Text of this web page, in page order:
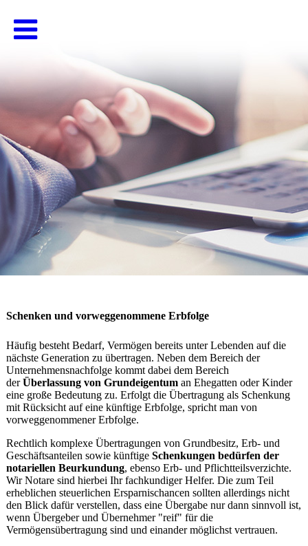
Schenken und vorweggenommene Erbfolge
Häufig besteht Bedarf, Vermögen bereits unter Lebenden auf die
nächste Generation zu übertragen. Neben dem Bereich der
Unternehmensnachfolge kommt dabei dem Bereich
derÜberlassung von Grundeigentuman Ehegatten oder Kinder
eine große Bedeutung zu. Erfolgt die Übertragung als Schenkung
mit Rücksicht auf eine künftige Erbfolge, spricht man von
vorweggenommener Erbfolge.
Rechtlich komplexe Übertragungen von Grundbesitz, Erb- und
Geschäftsanteilen sowie künftige Schenkungen bedürfen der
notariellen Beurkundung, ebenso Erb- und Pflichtteilsverzichte.
Wir Notare sind hierbei Ihr fachkundiger Helfer. Die zum Teil
erheblichen steuerlichen Ersparnischancen sollten allerdings nicht
den Blick dafür verstellen, dass eine Übergabe nur dann sinnvoll ist,
wenn Übergeber und Übernehmer "reif" für die
Vermögensübertragung sind und einander möglichst vertrauen.